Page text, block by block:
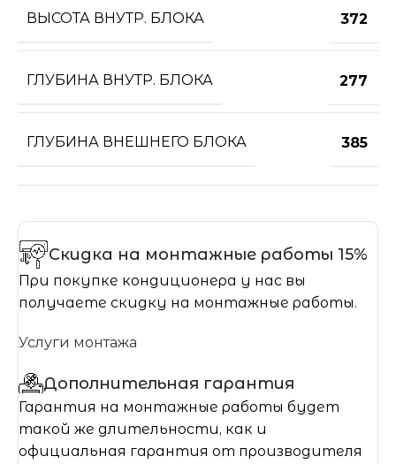
ВЫСОТА ВНУТР. БЛОКА 372
ГЛУБИНА ВНУТР. БЛОКА 277
ГЛУБИНА ВНЕШНЕГО БЛОКА 385
Скидка на монтажные работы 15%
При покупке кондиционера у нас вы
получаете скидку на монтажные работы.
Услуги монтажа
Дополнительная гарантия
Гарантия на монтажные работы будет
такой же длительности, как и
официальная гарантия от производителя